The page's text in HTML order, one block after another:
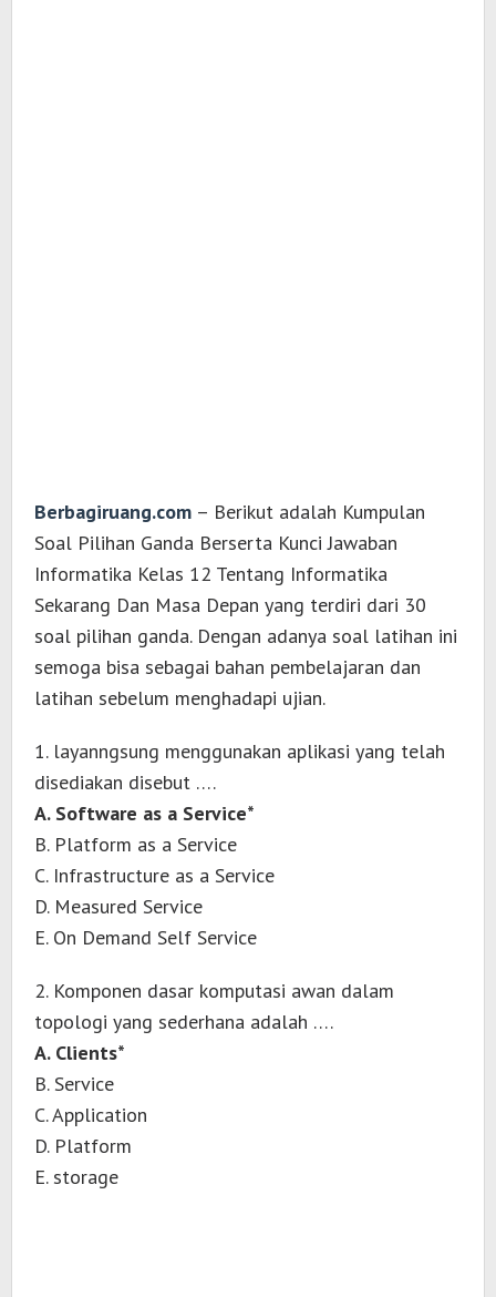
Berbagiruang.com – Berikut adalah Kumpulan
Soal Pilihan Ganda Berserta Kunci Jawaban
Informatika Kelas 12 Tentang Informatika
Sekarang Dan Masa Depan yang terdiri dari 30
soal pilihan ganda. Dengan adanya soal latihan ini
semoga bisa sebagai bahan pembelajaran dan
latihan sebelum menghadapi ujian.
1. layanngsung menggunakan aplikasi yang telah
disediakan disebut ….
A. Software as a Service*
B. Platform as a Service
C. Infrastructure as a Service
D. Measured Service
E. On Demand Self Service
2. Komponen dasar komputasi awan dalam
topologi yang sederhana adalah ….
A. Clients*
B. Service
C. Application
D. Platform
E. storage